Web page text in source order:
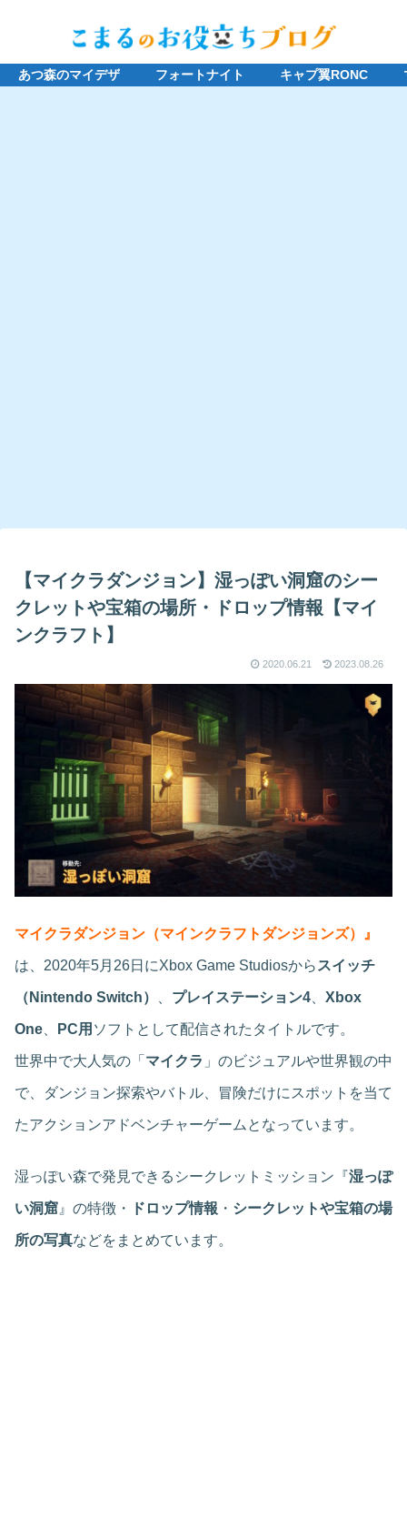
あつ森のマイデザ フォートナイト キャプ翼RONC
【マイクラダンジョン】湿っぽい洞窟のシー
クレットや宝箱の場所・ドロップ情報【マイ
ンクラフト】
2020.06.21 2023.08.26
マイクラダンジョン（マインクラフトダンジョンズ）』
は、2020年5月26日にXbox Game Studiosから スイッチ
（Nintendo Switch） プレイステーション4 Xbox
One PC用 ソフトとして配信されたタイトルです。
世界中で大人気の「 マイクラ 」のビジュアルや世界観の中
で、ダンジョン探索やバトル、冒険だけにスポットを当て
たアクションアドベンチャーゲームとなっています。
湿っぽい森で発見できるシークレットミッション『湿っぽ
い洞窟 』の特徴・ ドロップ情報 ・ シークレットや宝箱の場
所の写真などをまとめています。